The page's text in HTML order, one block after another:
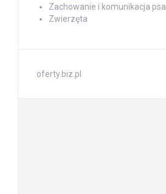
Zachowanie i komunikacja psa
Zwierzęta
oferty.biz.pl